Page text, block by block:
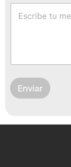
Enviar